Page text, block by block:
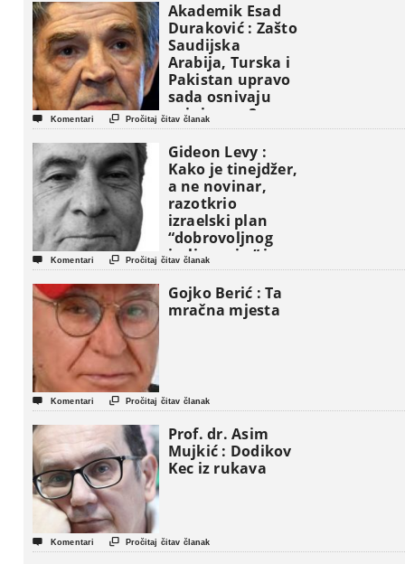
Akademik Esad
Duraković : Zašto
Saudijska
Arabija, Turska i
Pakistan upravo
sada osnivaju
vojni savez?
 Komentari  Pročitaj čitav članak
Gideon Levy :
Kako je tinejdžer,
a ne novinar,
razotkrio
izraelski plan
“dobrovoljnog
iseljavanja ” iz
Gaze
 Komentari  Pročitaj čitav članak
Gojko Berić : Ta
mračna mjesta
 Komentari  Pročitaj čitav članak
Prof. dr. Asim
Mujkić : Dodikov
Kec iz rukava
 Komentari  Pročitaj čitav članak